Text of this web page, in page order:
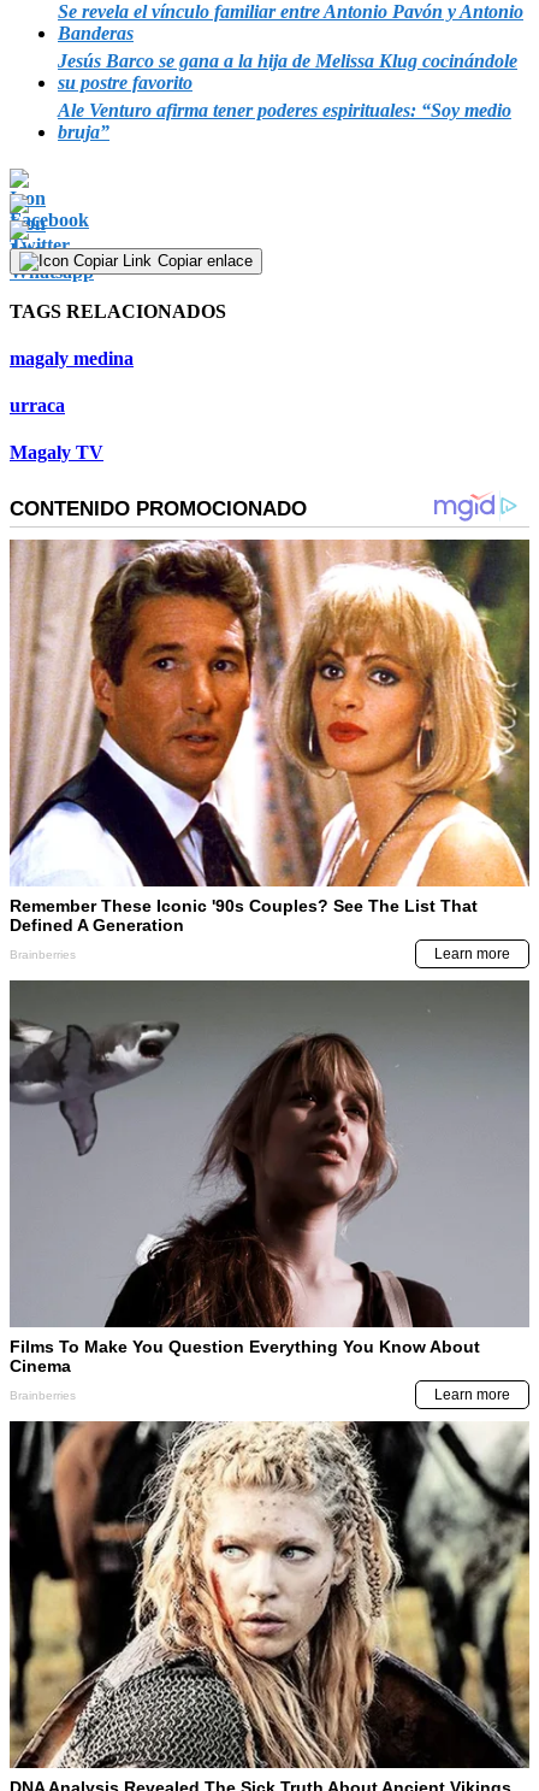
Se revela el vínculo familiar entre Antonio Pavón y Antonio
Banderas
Jesús Barco se gana a la hija de Melissa Klug cocinándole
su postre favorito
Ale Venturo afirma tener poderes espirituales: “Soy medio
bruja”
Copiar enlace
TAGS RELACIONADOS
magaly medina
urraca
Magaly TV